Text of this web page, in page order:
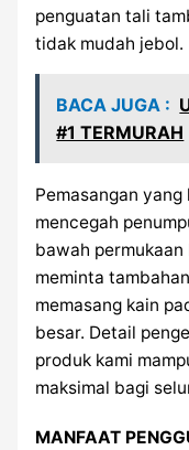
penguatan tali
tidak mudah jebol.
BACA JUGA :
#1 TERMURAH
Pemasangan
mencegah
bawah
meminta
memasang kain
besar. Detail
produk kami
maksimal bagi
MANFAAT